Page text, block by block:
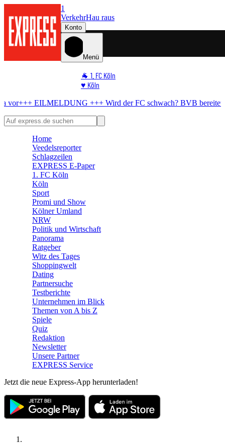
1
VerkehrHau raus
Konto
Menü
🐐 1. FC Köln
♥️ Köln
🏆 Sport
+++Wird der FC schwach?BVB bereitet All-in-
Home
Veedelsreporter
Schlagzeilen
EXPRESS E-Paper
1. FC Köln
Köln
Sport
Promi und Show
Kölner Umland
NRW
Politik und Wirtschaft
Panorama
Ratgeber
Witz des Tages
Shoppingwelt
Dating
Partnersuche
Testberichte
Unternehmen im Blick
Themen von A bis Z
Spiele
Quiz
Redaktion
Newsletter
Unsere Partner
EXPRESS Service
Jetzt die neue Express-App herunterladen!